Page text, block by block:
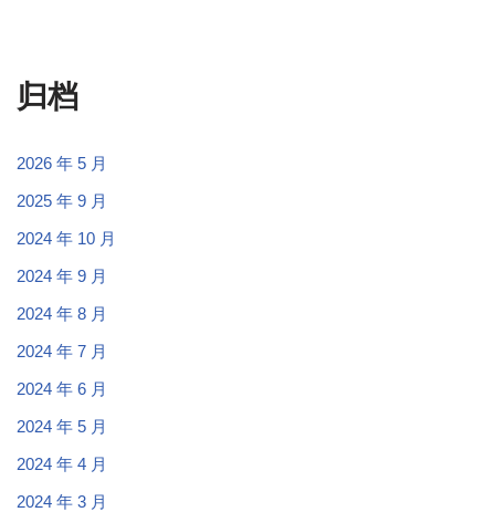
归档
2026 年 5 月
2025 年 9 月
2024 年 10 月
2024 年 9 月
2024 年 8 月
2024 年 7 月
2024 年 6 月
2024 年 5 月
2024 年 4 月
2024 年 3 月